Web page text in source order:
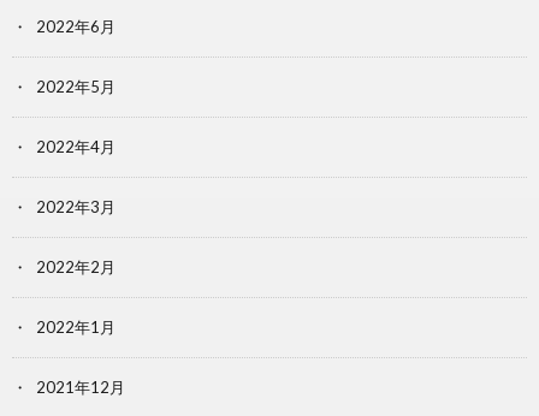
2022年6月
2022年5月
2022年4月
2022年3月
2022年2月
2022年1月
2021年12月